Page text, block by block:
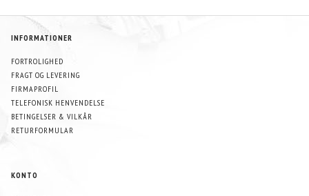
INFORMATIONER
FORTROLIGHED
FRAGT OG LEVERING
FIRMAPROFIL
TELEFONISK HENVENDELSE
BETINGELSER & VILKÅR
RETURFORMULAR
KONTO